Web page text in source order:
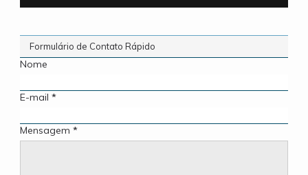
Formulário de Contato Rápido
Nome
E-mail *
Mensagem *